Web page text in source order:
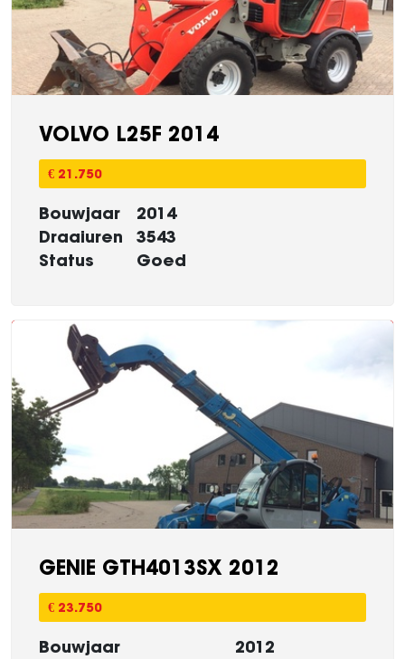
VOLVO L25F 2014
€ 21.750
Bouwjaar
2014
Draaiuren
3543
Status
Goed
GENIE GTH4013SX 2012
€ 23.750
Bouwjaar
2012